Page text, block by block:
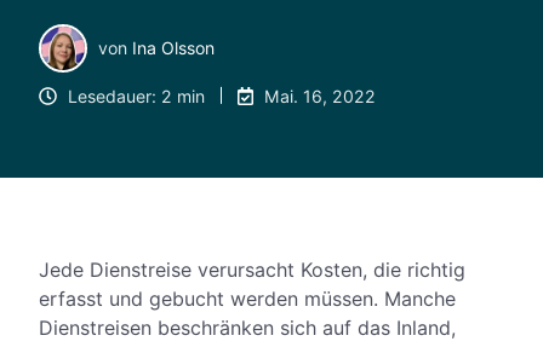
von Ina Olsson
Lesedauer: 2 min Mai. 16, 2022
Jede Dienstreise verursacht Kosten, die richtig
erfasst und gebucht werden müssen. Manche
Dienstreisen beschränken sich auf das Inland,